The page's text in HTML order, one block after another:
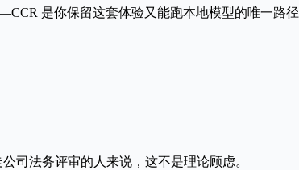
是你保留这套体验又能跑本地模型的唯一路径
司法务评审的人来说，这不是理论顾虑。